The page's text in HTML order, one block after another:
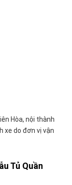
Hòa, nội thành
xe do đơn vị vận
Tủ Quần